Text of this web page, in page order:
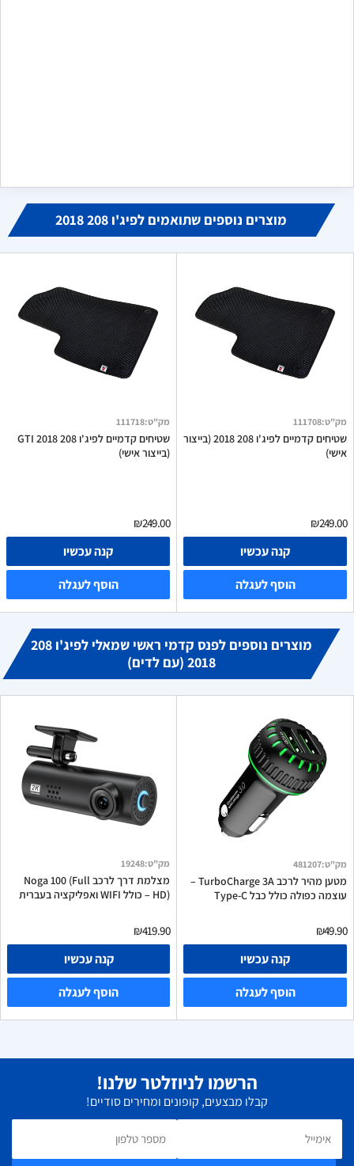
מוצרים נוספים שתואמים לפיג'ו 208 2018
מק"ט:
111718
שטיחים קדמיים לפיג'ו 208 GTI 2018
(בייצור אישי)
₪249.00
קנה עכשיו
הוסף לעגלה
מק"ט:
111708
שטיחים קדמיים לפיג'ו 208 2018 (בייצור
אישי)
₪249.00
קנה עכשיו
הוסף לעגלה
מוצרים נוספים לפנס קדמי ראשי שמאלי לפיג'ו 208
2018 (עם לדים)
מק"ט:
481207
מטען מהיר לרכב TurboCharge 3A –
עוצמה כפולה כולל כבל Type-C
₪49.90
קנה עכשיו
הוסף לעגלה
מק"ט:
19248
מצלמת דרך לרכב Noga 100 (Full
HD) – כולל WIFI ואפליקציה בעברית
₪419.90
קנה עכשיו
הוסף לעגלה
הרשמו לניוזלטר שלנו!
קבלו מבצעים, קופונים ומחירים סודיים!